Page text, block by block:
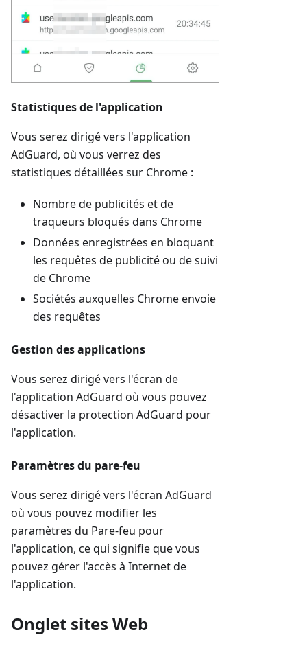
Statistiques de l'application
Vous serez dirigé vers l'application
AdGuard, où vous verrez des
statistiques détaillées sur Chrome :
Nombre de publicités et de
traqueurs bloqués dans Chrome
Données enregistrées en bloquant
les requêtes de publicité ou de suivi
de Chrome
Sociétés auxquelles Chrome envoie
des requêtes
Gestion des applications
Vous serez dirigé vers l'écran de
l'application AdGuard où vous pouvez
désactiver la protection AdGuard pour
l'application.
Paramètres du pare-feu
Vous serez dirigé vers l'écran AdGuard
où vous pouvez modifier les
paramètres du Pare-feu pour
l'application, ce qui signifie que vous
pouvez gérer l'accès à Internet de
l'application.
Onglet sites Web